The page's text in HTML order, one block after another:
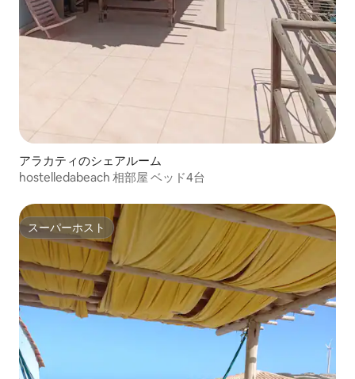
アラカティのシェアルーム
hostelledabeach 相部屋 ベッド4台
スーパーホスト
スーパーホスト